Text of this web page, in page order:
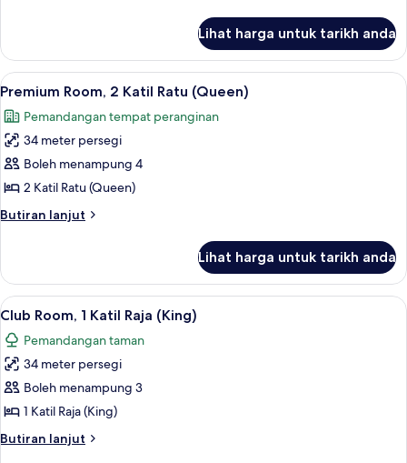
Raja
(King)
Room,
Katil
(King)
Lihat harga untuk tarikh anda
Lihat
semua
foto
untuk
Premium
Room,
2
Katil
(Queen)
Peralatan tempat tidur premium, peti
18
Premium Room, 2 Katil Ratu (Queen)
Pemandangan tempat peranginan
34 meter persegi
Boleh menampung 4
2 Katil Ratu (Queen)
Butiran lanjut
Butiran
Room,
Katil
Ratu
(Queen)
Lihat harga untuk tarikh anda
Lihat
semua
foto
untuk
Club
Room,
1
Katil
Club Room, 1 Katil Raja (King) |
17
Club Room, 1 Katil Raja (King)
Pemandangan taman
34 meter persegi
Boleh menampung 3
1 Katil Raja (King)
Butiran lanjut
Butiran